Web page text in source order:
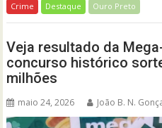
Crime Destaque Ouro Preto
Veja resultado da
concurso histórico
milhões
maio 24, 2026 João B. N.